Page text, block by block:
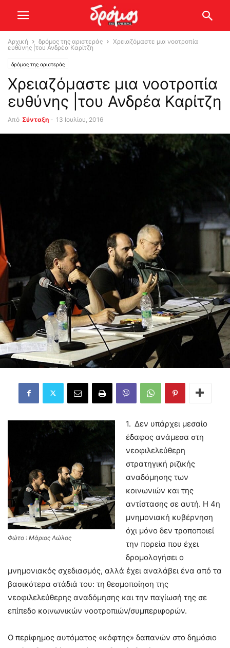
Αρχική δρόμος της αριστεράς
Χρειαζόμαστε μια νοοτροπία
ευθύνης |του Ανδρέα Καρίτζη
δρόμος της αριστεράς
Χρειαζόμαστε μια νοοτροπία
ευθύνης |του Ανδρέα Καρίτζη
Από Σύνταξη - 13 Ιουλίου, 2016
Φώτο : Μάριος Λώλος
1. Δεν υπάρχει μεσαίο
έδαφος ανάμεσα στη
νεοφιλελεύθερη
στρατηγική ριζικής
αναδόμησης των
κοινωνιών και της
αντίστασης σε αυτή. Η 4η
μνημονιακή κυβέρνηση
όχι μόνο δεν τροποποιεί
την πορεία που έχει
δρομολογήσει ο
μνημονιακός σχεδιασμός, αλλά έχει αναλάβει ένα από τα
βασικότερα στάδιά του: τη θεσμοποίηση της
νεοφιλελεύθερης αναδόμησης και την παγίωσή της σε
επίπεδο κοινωνικών νοοτροπιών/συμπεριφορών.
Ο περίφημος αυτόματος «κόφτης» δαπανών στο δημόσιο